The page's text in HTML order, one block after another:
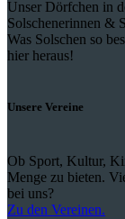
Unser Dörfchen in
Solschenerinnen &
Was Solschen so
hier heraus!
Unsere Vereine
Ob Sport, Kultur,
Menge zu bieten.
bei uns?
Zu den Vereinen.